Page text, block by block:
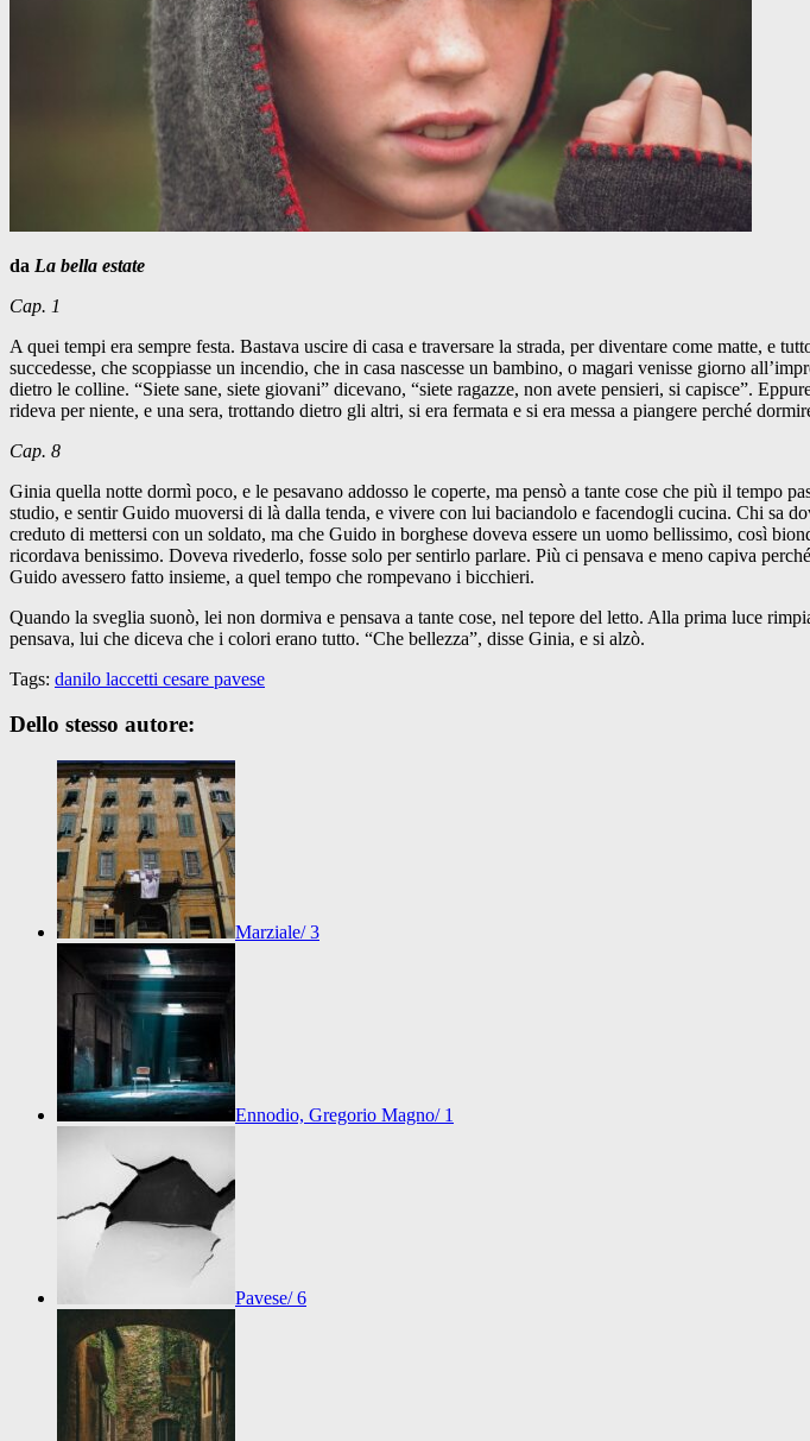
da La bella estate
Cap. 1
A quei tempi era sempre festa. Bastava uscire di casa e traversare la strada, per diventare come matte, e
succedesse, che scoppiasse un incendio, che in casa nascesse un bambino, o magari venisse giorno
dietro le colline. “Siete sane, siete giovani” dicevano, “siete ragazze, non avete pensieri, si capisce”.
rideva per niente, e una sera, trottando dietro gli altri, si era fermata e si era messa a piangere perché
Cap. 8
Ginia quella notte dormì poco, e le pesavano addosso le coperte, ma pensò a tante cose che più il tempo
studio, e sentir Guido muoversi di là dalla tenda, e vivere con lui baciandolo e facendogli cucina. Chi sa
creduto di mettersi con un soldato, ma che Guido in borghese doveva essere un uomo bellissimo, così
ricordava benissimo. Doveva rivederlo, fosse solo per sentirlo parlare. Più ci pensava e meno capiva
Guido avessero fatto insieme, a quel tempo che rompevano i bicchieri.
Quando la sveglia suonò, lei non dormiva e pensava a tante cose, nel tepore del letto. Alla prima luce
pensava, lui che diceva che i colori erano tutto. “Che bellezza”, disse Ginia, e si alzò.
Tags: danilo laccetti cesare pavese
Dello stesso autore:
Marziale/ 3
Ennodio, Gregorio Magno/ 1
Pavese/ 6